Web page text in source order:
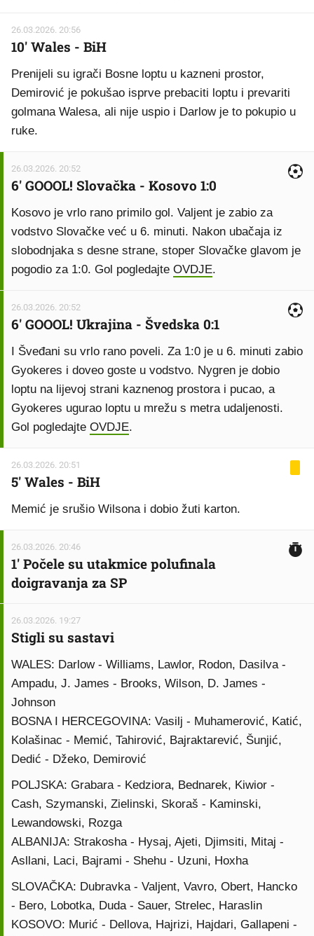
26.03.2026. 20:56
10' Wales - BiH
Prenijeli su igrači Bosne loptu u kazneni prostor,
Demirović je pokušao isprve prebaciti loptu i prevariti
golmana Walesa, ali nije uspio i Darlow je to pokupio u
ruke.
26.03.2026. 20:52
6' GOOOL! Slovačka - Kosovo 1:0
Kosovo je vrlo rano primilo gol. Valjent je zabio za
vodstvo Slovačke već u 6. minuti. Nakon ubačaja iz
slobodnjaka s desne strane, stoper Slovačke glavom je
pogodio za 1:0. Gol pogledajte OVDJE.
26.03.2026. 20:52
6' GOOOL! Ukrajina - Švedska 0:1
I Šveđani su vrlo rano poveli. Za 1:0 je u 6. minuti zabio
Gyokeres i doveo goste u vodstvo. Nygren je dobio
loptu na lijevoj strani kaznenog prostora i pucao, a
Gyokeres ugurao loptu u mrežu s metra udaljenosti.
Gol pogledajte OVDJE.
26.03.2026. 20:51
5' Wales - BiH
Memić je srušio Wilsona i dobio žuti karton.
26.03.2026. 20:46
1' Počele su utakmice polufinala
doigravanja za SP
26.03.2026. 19:27
Stigli su sastavi
WALES: Darlow - Williams, Lawlor, Rodon, Dasilva -
Ampadu, J. James - Brooks, Wilson, D. James -
Johnson
BOSNA I HERCEGOVINA: Vasilj - Muhamerović, Katić,
Kolašinac - Memić, Tahirović, Bajraktarević, Šunjić,
Dedić - Džeko, Demirović
POLJSKA: Grabara - Kedziora, Bednarek, Kiwior -
Cash, Szymanski, Zielinski, Skoraš - Kaminski,
Lewandowski, Rozga
ALBANIJA: Strakosha - Hysaj, Ajeti, Djimsiti, Mitaj -
Asllani, Laci, Bajrami - Shehu - Uzuni, Hoxha
SLOVAČKA: Dubravka - Valjent, Vavro, Obert, Hancko
- Bero, Lobotka, Duda - Sauer, Strelec, Haraslin
KOSOVO: Murić - Dellova, Hajrizi, Hajdari, Gallapeni -